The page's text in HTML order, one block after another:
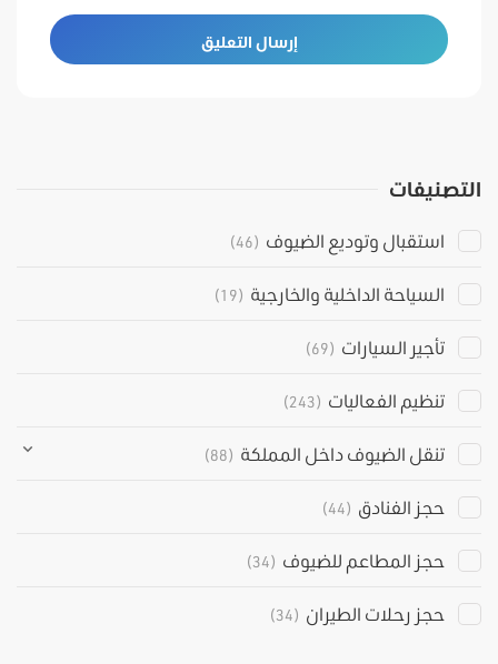
التصنيفات
استقبال وتوديع الضيوف (46)
السياحة الداخلية والخارجية (19)
تأجير السيارات (69)
تنظيم الفعاليات (243)
تنقل الضيوف داخل المملكة (88)
حجز الفنادق (44)
حجز المطاعم للضيوف (34)
حجز رحلات الطيران (34)